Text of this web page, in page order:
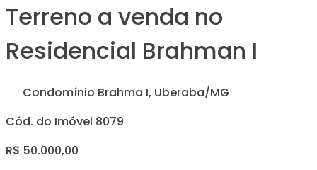
Terreno a venda no
Residencial Brahman I
Condomínio Brahma I, Uberaba/MG
Cód. do Imóvel 8079
R$ 50.000,00